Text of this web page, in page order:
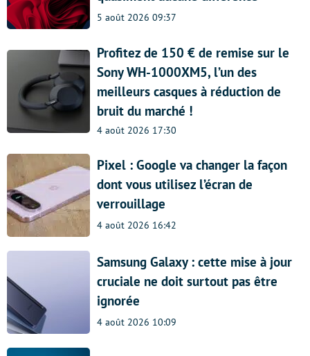
5 août 2026 09:37
Profitez de 150 € de remise sur le
Sony WH-1000XM5, l’un des
meilleurs casques à réduction de
bruit du marché !
4 août 2026 17:30
Pixel : Google va changer la façon
dont vous utilisez l’écran de
verrouillage
4 août 2026 16:42
Samsung Galaxy : cette mise à jour
cruciale ne doit surtout pas être
ignorée
4 août 2026 10:09